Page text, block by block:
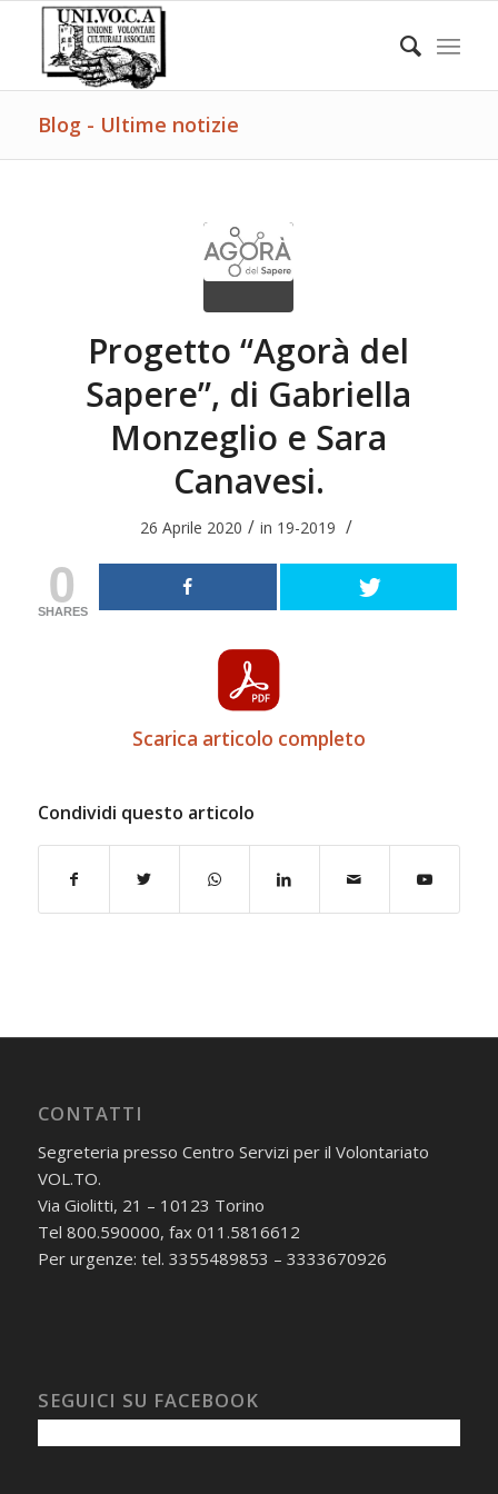
Blog - Ultime notizie
Progetto “Agorà del
Sapere”, di Gabriella
Monzeglio e Sara
Canavesi.
26 Aprile 2020 / in 19-2019 /
0
SHARES
Scarica articolo completo
Condividi questo articolo
CONTATTI
Segreteria presso Centro Servizi per il Volontariato
VOL.TO.
Via Giolitti, 21 – 10123 Torino
Tel 800.590000, fax 011.5816612
Per urgenze: tel. 3355489853 – 3333670926
SEGUICI SU FACEBOOK